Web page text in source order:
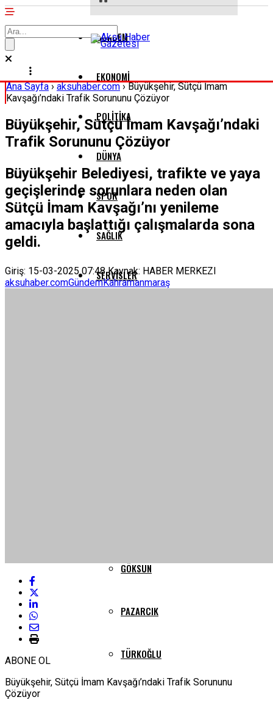
GÜNDEM
EKONOMI
POLITIKA
DÜNYA
SPOR
SAĞLIK
SERVISLER
GÖKSUN
PAZARCIK
TÜRKOĞLU
Ana Sayfa›aksuhaber.com›Büyükşehir, Sütçü İmam
Kavşağı’ndaki Trafik Sorununu Çözüyor
Büyükşehir, Sütçü İmam Kavşağı’ndaki
Trafik Sorununu Çözüyor
Büyükşehir Belediyesi, trafikte ve yaya
geçişlerinde sorunlara neden olan
Sütçü İmam Kavşağı’nı yenileme
amacıyla başlattığı çalışmalarda sona
geldi.
Giriş: 15-03-2025 07:48Kaynak: HABER MERKEZI
aksuhaber.comGündemKahramanmaraş
ABONE OL
Büyükşehir, Sütçü İmam Kavşağı’ndaki Trafik Sorununu
Çözüyor